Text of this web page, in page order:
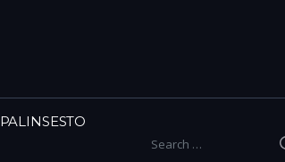
Search for:
PALINSESTO